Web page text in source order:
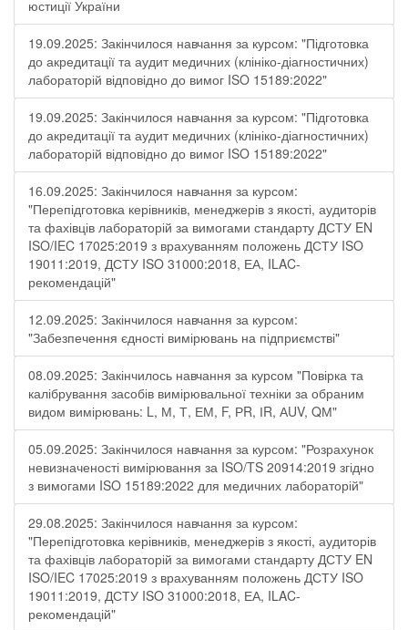
юстиції України
19.09.2025: Закінчилося навчання за курсом: "Підготовка
до акредитації та аудит медичних (клініко-діагностичних)
лабораторій відповідно до вимог ISO 15189:2022"
19.09.2025: Закінчилося навчання за курсом: "Підготовка
до акредитації та аудит медичних (клініко-діагностичних)
лабораторій відповідно до вимог ISO 15189:2022"
16.09.2025: Закінчилося навчання за курсом:
"Перепідготовка керівників, менеджерів з якості, аудиторів
та фахівців лабораторій за вимогами стандарту ДСТУ EN
ISO/IEC 17025:2019 з врахуванням положень ДСТУ ISO
19011:2019, ДСТУ ISO 31000:2018, ЕА, ILAC-
рекомендацій"
12.09.2025: Закінчилося навчання за курсом:
"Забезпечення єдності вимірювань на підприємстві"
08.09.2025: Закінчилось навчання за курсом "Повірка та
калібрування засобів вимірювальної техніки за обраним
видом вимірювань: L, М, Т, ЕМ, F, РR, ІR, АUV, QМ"
05.09.2025: Закінчилося навчання за курсом: "Розрахунок
невизначеності вимірювання за ISO/TS 20914:2019 згідно
з вимогами ISO 15189:2022 для медичних лабораторій"
29.08.2025: Закінчилося навчання за курсом:
"Перепідготовка керівників, менеджерів з якості, аудиторів
та фахівців лабораторій за вимогами стандарту ДСТУ EN
ISO/IEC 17025:2019 з врахуванням положень ДСТУ ISO
19011:2019, ДСТУ ISO 31000:2018, ЕА, ILAC-
рекомендацій"